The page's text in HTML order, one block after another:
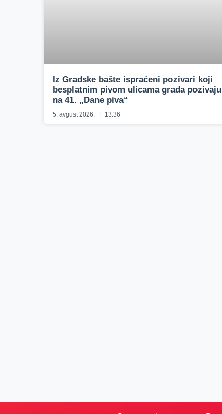
Iz Gradske bašte ispraćeni pozivari koji
besplatnim pivom ulicama grada pozivaju
na 41. „Dane piva“
5. avgust 2026. 13:36